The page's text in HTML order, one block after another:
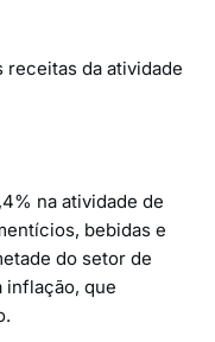
receitas da atividade
na atividade de
bebidas e
do setor de
que